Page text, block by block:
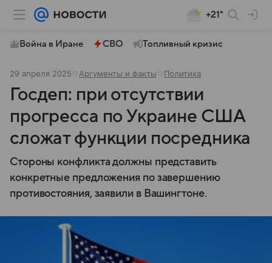
+21°
Война в Иране СВО Топливный кризис
29 апреля 2025 Аргументы и факты Политика
Госдеп: при отсутствии
прогресса по Украине США
сложат функции посредника
Стороны конфликта должны представить
конкретные предложения по завершению
противостояния, заявили в Вашингтоне.